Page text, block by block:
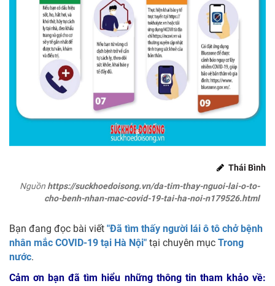
Thái Bình
Nguồn https://suckhoedoisong.vn/da-tim-thay-nguoi-lai-o-to-
cho-benh-nhan-mac-covid-19-tai-ha-noi-n179526.html
Bạn đang đọc bài viết "Đã tìm thấy người lái ô tô chở bệnh
nhân mắc COVID-19 tại Hà Nội" tại chuyên mục Trong
nước.
Cảm ơn bạn đã tìm hiểu những thông tin tham khảo về: